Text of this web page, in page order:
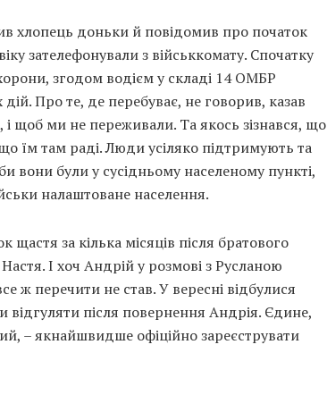
хлопець доньки й повідомив про початок
зателефонували з військкомату. Спочатку
згодом водієм у складі 14 ОМБР
Про те, де перебуває, не говорив, казав
щоб ми не переживали. Та якось зізнався, що
їм там раді. Люди усіляко підтримують та
вони були у сусідньому населеному пункті,
налаштоване населення.
за кілька місяців після братового
І хоч Андрій у розмові з Русланою
ж перечити не став. У вересні відбулися
відгуляти після повернення Андрія. Єдине,
– якнайшвидше офіційно зареєструвати